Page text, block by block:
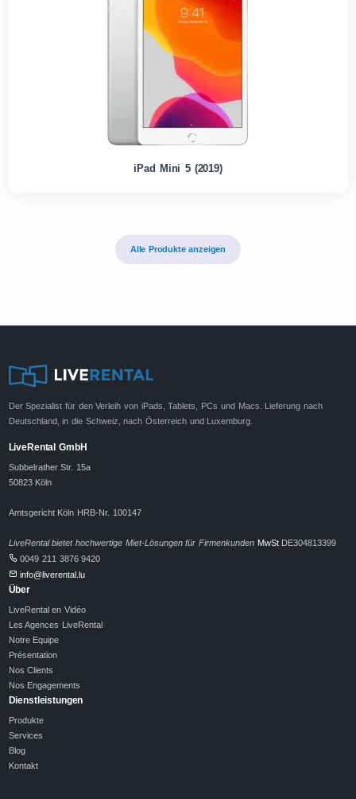
iPad Mini 5 (2019)
Alle Produkte anzeigen
Der Spezialist für den Verleih von iPads, Tablets, PCs und Macs. Lieferung nach
Deutschland, in die Schweiz, nach Österreich und Luxemburg.
LiveRental GmbH
Subbelrather Str. 15a
50823 Köln
Amtsgericht Köln HRB-Nr. 100147
LiveRental bietet hochwertige Miet-Lösungen für Firmenkunden MwStDE304813399
0049 211 3876 9420
info@liverental.lu
Über
LiveRental en Vidéo
Les Agences LiveRental
Notre Equipe
Présentation
Nos Clients
Nos Engagements
Dienstleistungen
Produkte
Services
Blog
Kontakt